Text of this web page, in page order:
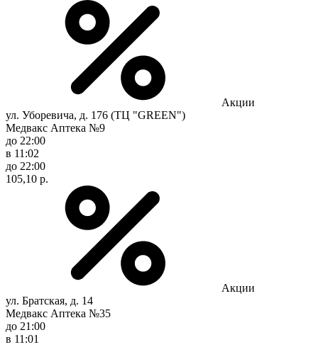
Акции
ул. Уборевича, д. 176 (ТЦ "GREEN")
Медвакс Аптека №9
до 22:00
в 11:02
до 22:00
105,10 р.
Акции
ул. Братская, д. 14
Медвакс Аптека №35
до 21:00
в 11:01